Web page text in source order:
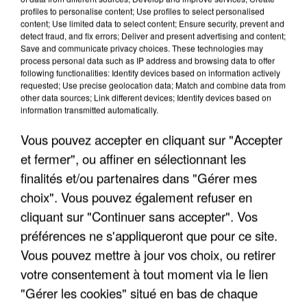
LES INTERVIEWS CHANTE
FRANCE
Voir plus
"JE SUIS À DISPOSITION DES
ENFOIRÉS"
"ON A TOUS LE TRAC"
"ON N'EST PAS DES PARENTS
PARFAITS"
profiles to personalise content; Use profiles to select personalised
content; Use limited data to select content; Ensure security, prevent and
detect fraud, and fix errors; Deliver and present advertising and content;
Save and communicate privacy choices. These technologies may
process personal data such as IP address and browsing data to offer
following functionalities: Identify devices based on information actively
requested; Use precise geolocation data; Match and combine data from
other data sources; Link different devices; Identify devices based on
information transmitted automatically.
Vous pouvez accepter en cliquant sur "Accepter
et fermer", ou affiner en sélectionnant les
finalités et/ou partenaires dans "Gérer mes
choix". Vous pouvez également refuser en
cliquant sur "Continuer sans accepter". Vos
préférences ne s'appliqueront que pour ce site.
Vous pouvez mettre à jour vos choix, ou retirer
votre consentement à tout moment via le lien
"Gérer les cookies" situé en bas de chaque